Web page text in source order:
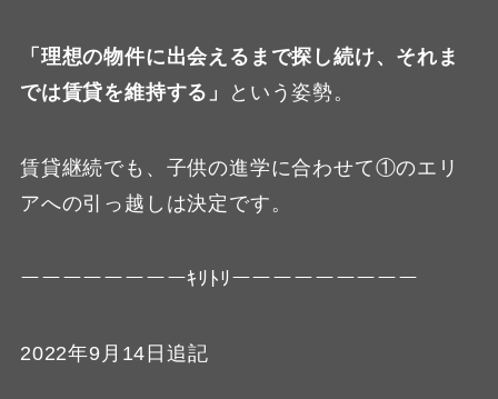
「理想の物件に出会えるまで探し続け、それま
では賃貸を維持する」
という姿勢。
賃貸継続でも、子供の進学に合わせて①のエリ
アへの引っ越しは決定です。
ーーーーーーーーｷﾘﾄﾘーーーーーーーーー
2022年9月14日追記